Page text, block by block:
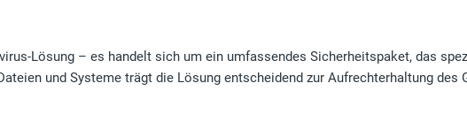
Lösung – es handelt sich um ein umfassendes Sicherheitspaket, das
und Systeme trägt die Lösung entscheidend zur Aufrechterhaltung